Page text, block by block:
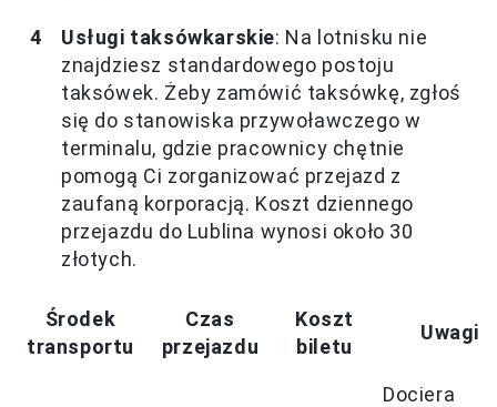
Usługi taksówkarskie: Na lotnisku nie
znajdziesz standardowego postoju
taksówek. Żeby zamówić taksówkę, zgłoś
się do stanowiska przywoławczego w
terminalu, gdzie pracownicy chętnie
pomogą Ci zorganizować przejazd z
zaufaną korporacją. Koszt dziennego
przejazdu do Lublina wynosi około 30
złotych.
Środek
transportu
Czas
przejazdu
Koszt
biletu
Uwagi
Dociera